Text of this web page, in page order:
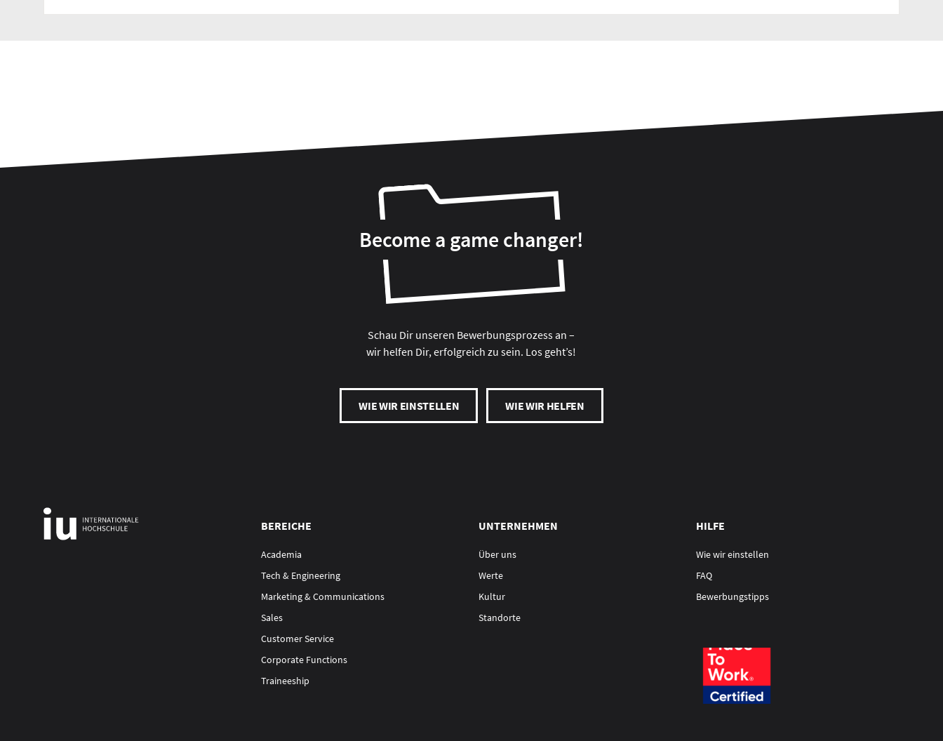
Become a game changer!
Schau Dir unseren Bewerbungsprozess an –
wir helfen Dir, erfolgreich zu sein. Los geht’s!
WIE WIR EINSTELLEN WIE WIR HELFEN
BEREICHE
Academia
Tech & Engineering
Marketing & Communications
Sales
Customer Service
Corporate Functions
Traineeship
UNTERNEHMEN
Über uns
Werte
Kultur
Standorte
HILFE
Wie wir einstellen
FAQ
Bewerbungstipps